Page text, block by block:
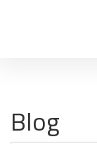
Blog